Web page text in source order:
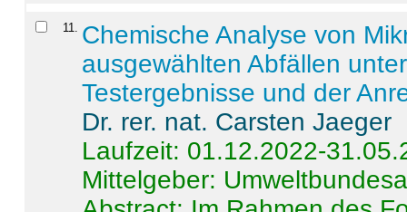
11
Chemische Analyse von
ausgewählten Abfällen
Testergebnisse und der
Dr. rer. nat. Carsten Jaeger
Laufzeit: 01.12.2022-
Mittelgeber: